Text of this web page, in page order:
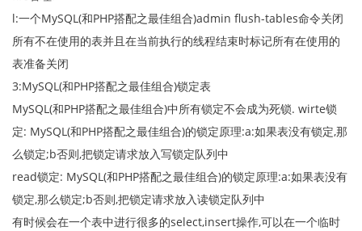
l:一个MySQL(和PHP搭配之最佳组合)admin flush-tables命令关闭
所有不在使用的表并且在当前执行的线程结束时标记所有在使用的
表准备关闭
3:MySQL(和PHP搭配之最佳组合)锁定表
MySQL(和PHP搭配之最佳组合)中所有锁定不会成为死锁. wirte锁
定: MySQL(和PHP搭配之最佳组合)的锁定原理:a:如果表没有锁定,那
么锁定;b否则,把锁定请求放入写锁定队列中
read锁定: MySQL(和PHP搭配之最佳组合)的锁定原理:a:如果表没有
锁定,那么锁定;b否则,把锁定请求放入读锁定队列中
有时候会在一个表中进行很多的select,insert操作,可以在一个临时